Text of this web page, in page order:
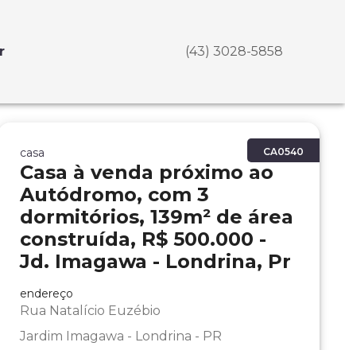
(43) 3028-5858
CA0540
casa
Casa à venda próximo ao
Autódromo, com 3
dormitórios, 139m² de área
construída, R$ 500.000 -
Jd. Imagawa - Londrina, Pr
endereço
Rua Natalício Euzébio
Jardim Imagawa - Londrina - PR